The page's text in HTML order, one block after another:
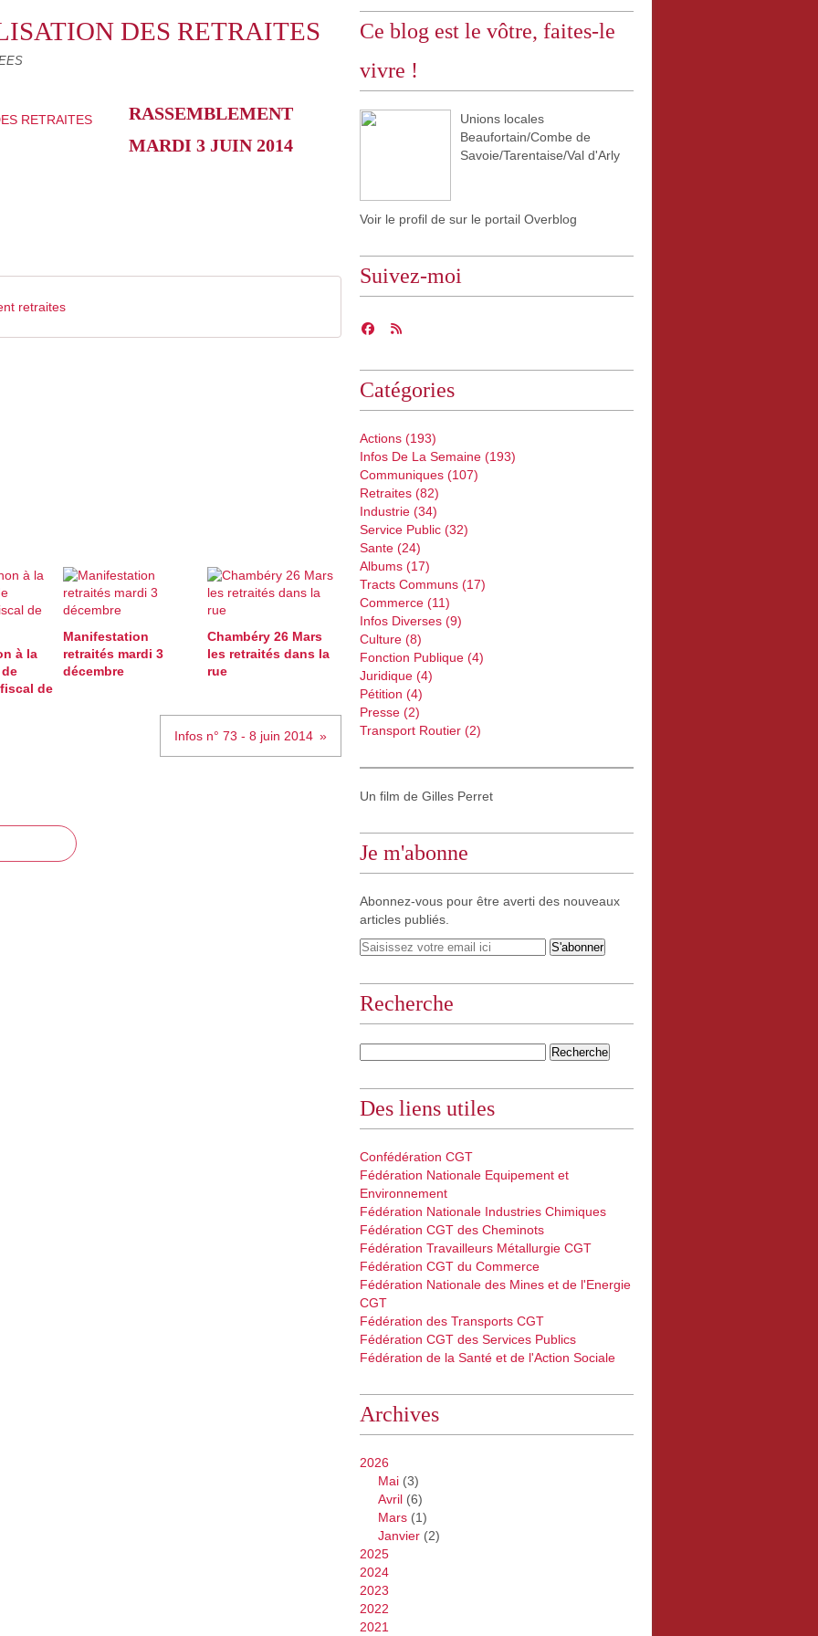
DES RETRAITES
RASSEMBLEMENT
MARDI 3 JUIN 2014
retraites
à la
de
Manifestation
retraités mardi 3
décembre
Chambéry 26 Mars
les retraités dans la
rue
Infos n° 73 - 8 juin 2014
Ce blog est le vôtre, faites-le
vivre !
Unions locales
Beaufortain/Combe de
Savoie/Tarentaise/Val d'Arly
Voir le profil de sur le portail Overblog
Suivez-moi
Catégories
Actions (193)
Infos De La Semaine (193)
Communiques (107)
Retraites (82)
Industrie (34)
Service Public (32)
Sante (24)
Albums (17)
Tracts Communs (17)
Commerce (11)
Infos Diverses (9)
Culture (8)
Fonction Publique (4)
Juridique (4)
Pétition (4)
Presse (2)
Transport Routier (2)
Un film de Gilles Perret
Je m'abonne
Abonnez-vous pour être averti des nouveaux
articles publiés.
Recherche
Des liens utiles
Confédération CGT
Fédération Nationale Equipement et
Environnement
Fédération Nationale Industries Chimiques
Fédération CGT des Cheminots
Fédération Travailleurs Métallurgie CGT
Fédération CGT du Commerce
Fédération Nationale des Mines et de l'Energie
CGT
Fédération des Transports CGT
Fédération CGT des Services Publics
Fédération de la Santé et de l'Action Sociale
Archives
2026
Mai (3)
Avril (6)
Mars (1)
Janvier (2)
2025
2024
2023
2022
2021